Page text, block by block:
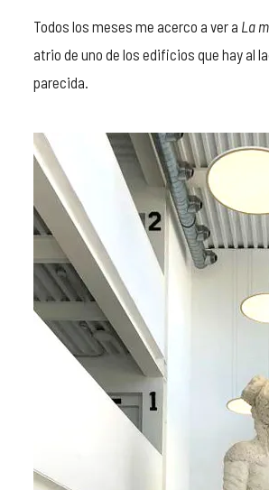
Todos los meses me acerco a ver a La
atrio de uno de los edificios que hay al
parecida.